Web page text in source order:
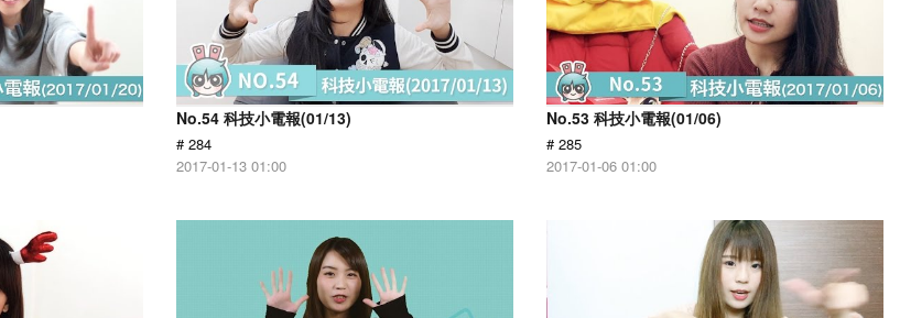
No.54 科技小電報(01/13)
# 284
2017-01-13 01:00
No.53 科技小電報(01/06)
# 285
2017-01-06 01:00